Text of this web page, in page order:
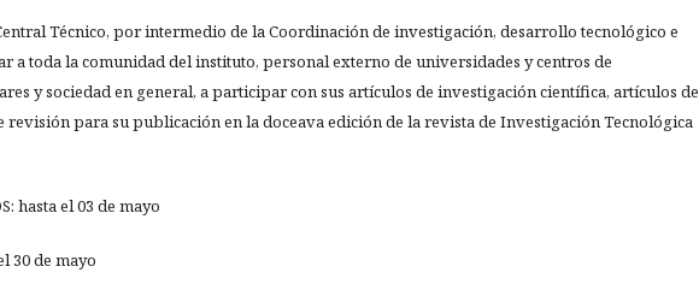
Técnico, por intermedio de la Coordinación de investigación, desarrollo tecnológico e
a toda la comunidad del instituto, personal externo de universidades y centros de
y sociedad en general, a participar con sus artículos de investigación científica, artículos de
para su publicación en la doceava edición de la revista de Investigación Tecnológica
hasta el 03 de mayo
30 de mayo